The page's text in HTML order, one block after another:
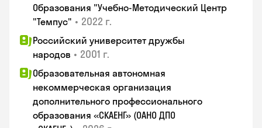
Образования "Учебно-Методический Центр
"Темпус" • 2022 г.
Российский университет дружбы
народов • 2001 г.
Образовательная автономная
некоммерческая организация
дополнительного профессионального
образования «СКАЕНГ» (ОАНО ДПО